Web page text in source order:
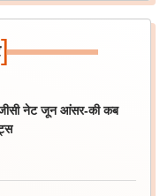
]
नेट जून आंसर-की कब